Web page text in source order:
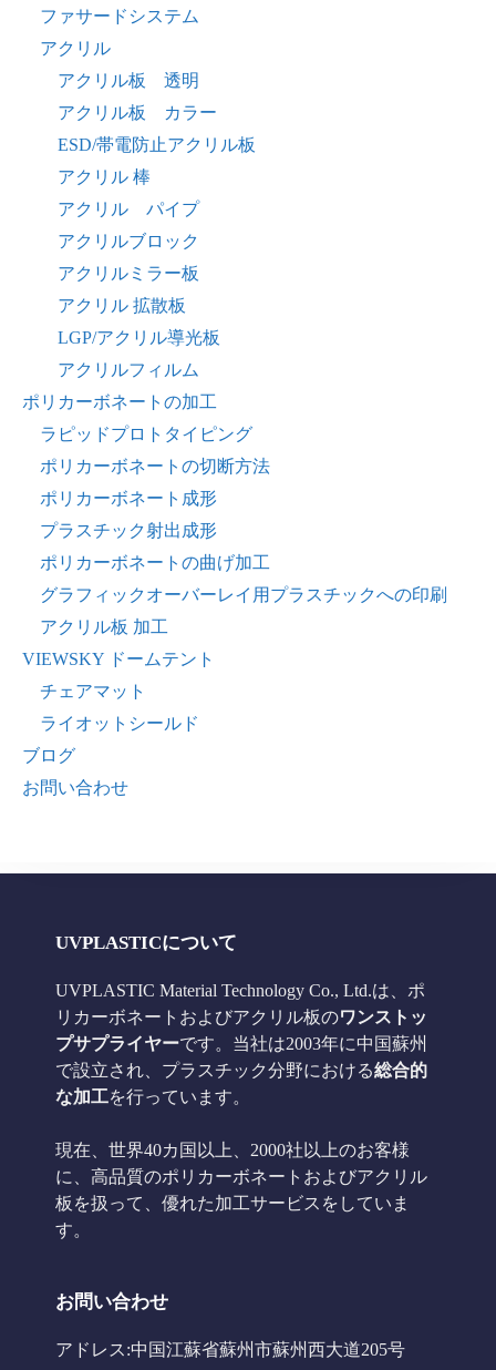
ファサードシステム
アクリル
アクリル板 透明
アクリル板 カラー
ESD/帯電防止アクリル板
アクリル 棒
アクリル パイプ
アクリルブロック
アクリルミラー板
アクリル 拡散板
LGP/アクリル導光板
アクリルフィルム
ポリカーボネートの加工
ラピッドプロトタイピング
ポリカーボネートの切断方法
ポリカーボネート成形
プラスチック射出成形
ポリカーボネートの曲げ加工
グラフィックオーバーレイ用プラスチックへの印刷
アクリル板 加工
VIEWSKY ドームテント
チェアマット
ライオットシールド
ブログ
お問い合わせ
UVPLASTICについて
UVPLASTIC Material Technology Co., Ltd.は、ポ
リカーボネートおよびアクリル板のワンストッ
プサプライヤーです。当社は2003年に中国蘇州
で設立され、プラスチック分野における総合的
な加工を行っています。
現在、世界40カ国以上、2000社以上のお客様
に、高品質のポリカーボネートおよびアクリル
板を扱って、優れた加工サービスをしていま
す。
お問い合わせ
アドレス:中国江蘇省蘇州市蘇州西大道205号